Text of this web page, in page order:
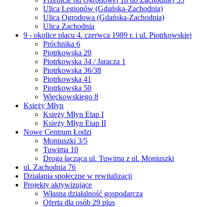
Ulica Legionów (Gdańska-Zachodnia)
Ulica Ogrodowa (Gdańska-Zachodnia)
Ulica Zachodnia
9 - okolice placu 4. czerwca 1989 r. i ul. Piotrkowskiej
Próchnika 6
Piotrkowska 20
Piotrkowska 34 / Jaracza 1
Piotrkowska 36/38
Piotrkowska 41
Piotrkowska 50
Więckowskiego 8
Księży Młyn
Księży Młyn Etap I
Księży Młyn Etap II
Nowe Centrum Łodzi
Moniuszki 3/5
Tuwima 10
Droga łącząca ul. Tuwima z ul. Moniuszki
ul. Zachodnia 76
Działania społeczne w rewitalizacji
Projekty aktywizujące
Własna działalność gospodarcza
Oferta dla osób 29 plus